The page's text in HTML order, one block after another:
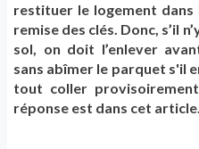
restituer le logement
remise des clés. Donc, s’il
sol, on doit l’enlever
sans abîmer le parquet s'il
tout coller
réponse est dans cet article.